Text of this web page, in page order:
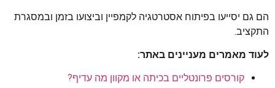
הם גם יסייעו בפיתוח אסטרטגיה לקמפיין וביצועו בזמן ובמסגרת
התקציב.
לעוד מאמרים מעניינים באתר:
קורסים פרונטליים בכיתה או מקוון מה עדיף?